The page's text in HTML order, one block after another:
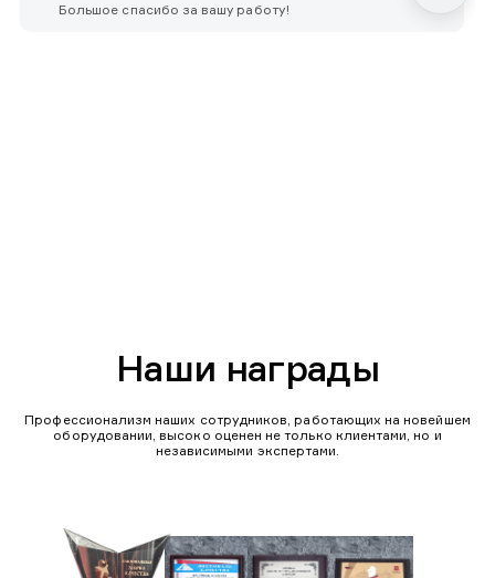
Большое спасибо за вашу работу!
Наши награды
Профессионализм наших сотрудников, работающих на новейшем
оборудовании, высоко оценен не только клиентами, но и
независимыми экспертами.